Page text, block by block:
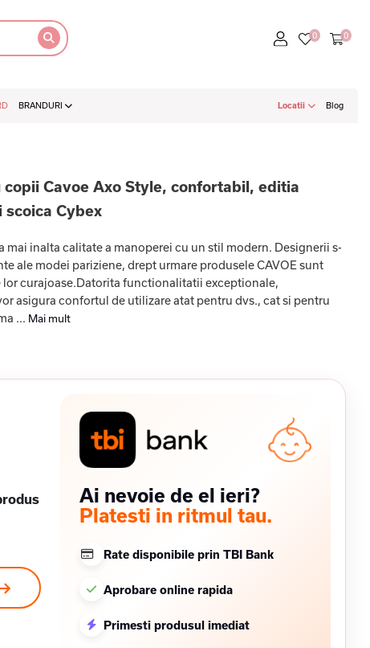
BRANDURI Locatii Blog
Cavoe Axo Style, confortabil, editia
scoica Cybex
mai inalta calitate a manoperei cu un stil modern. Designerii s-
ale modei pariziene, drept urmare produsele CAVOE sunt
curajoase.Datorita functionalitatii exceptionale,
asigura confortul de utilizare atat pentru dvs., cat si pentru
... Mai mult
Ai nevoie de el ieri?
Platesti in ritmul tau.
Rate disponibile prin TBI Bank
Aprobare online rapida
Primesti produsul imediat